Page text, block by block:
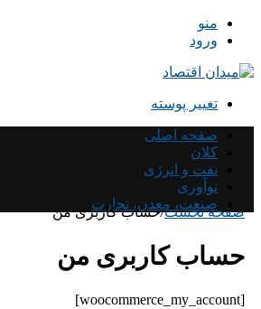
منو
ورود
تغییر پوسته
صفحه اصلی
کلان
نفت و انرژی
نوآوری
صنعت، معدن، تجارت
صفحه نخست/حساب کاربری من
حساب کاربری من
[woocommerce_my_account]